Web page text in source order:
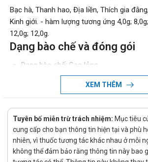
Bạc hà, Thanh hao, Địa liền, Thích gia
Kinh giới. - hàm lượng tương ứng 4,0g;
12,0g; 12,0g.
Dạng bào chế và đóng gói
Dạng bào chế: Cao lỏng
Đóng gói: Hộp 1 lọ x 60 ml
Đường sử dụng: Uống
Nhà sản xuất: Cơ sở sản xuất thuốc Y
Phương
Xuất xứ: Việt Nam
XEM THÊM
Tuyên bố miễn trừ trách nhiệm: Mục tiêu
cung cấp cho bạn thông tin hiện tại và phù
nhiên, vì thuốc tương tác khác nhau ở mỗi
không thể đảm bảo rằng thông tin này bao